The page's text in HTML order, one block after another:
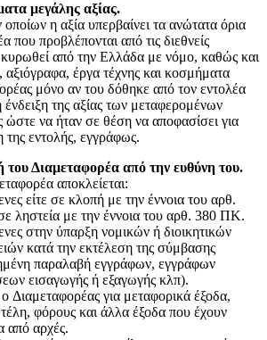
μεγάλης αξίας.
η αξία υπερβαίνει τα ανώτατα όρια
που προβλέπονται από τις διεθνείς
από την Ελλάδα με νόμο, καθώς και
αξιόγραφα, έργα τέχνης και κοσμήματα
μόνο αν του δόθηκε από τον εντολέα
της αξίας των μεταφερομένων
να ήταν σε θέση να αποφασίσει για
εντολής, εγγράφως.
Διαμεταφορέα από την ευθύνη του.
αποκλείεται:
είτε σε κλοπή με την έννοια του αρθ.
ληστεία με την έννοια του αρθ. 380 ΠΚ.
στην ύπαρξη νομικών ή διοικητικών
κατά την εκτέλεση της σύμβασης
παραλαβή εγγράφων, εγγράφων
εισαγωγής ή εξαγωγής κλπ).
Διαμεταφορέας για μεταφορικά έξοδα,
φόρους και άλλα έξοδα που έχουν
από αρχές.